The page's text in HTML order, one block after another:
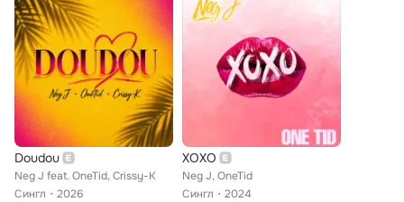
Doudou
Neg J feat. OneTid, Crissy-K
Сингл
2026
XOXO
Neg J, OneTid
Сингл
2024